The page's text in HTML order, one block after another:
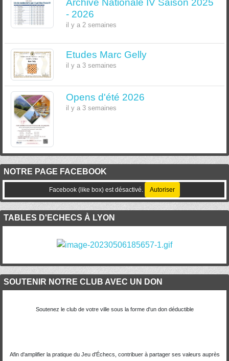
Archive Nationale IV Saison 2025
- 2026
il y a 2 semaines
Etudes Marc Gelly
il y a 3 semaines
Opens d'été 2026
il y a 3 semaines
NOTRE PAGE FACEBOOK
Facebook (like box) est désactivé. Autoriser
TABLES D'ECHECS À LYON
SOUTENIR NOTRE CLUB AVEC UN DON
Soutenez le club de votre ville sous la forme d'un don déductible
Afin d'amplifier la pratique du Jeu d'Échecs, contribuer à partager ses valeurs auprès